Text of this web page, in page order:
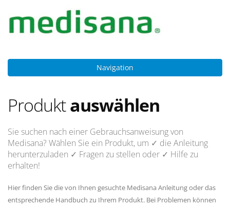
Navigation
Produktauswählen
Sie suchen nach einer Gebrauchsanweisung von
Medisana? Wählen Sie ein Produkt, um ✓ die Anleitung
herunterzuladen ✓ Fragen zu stellen oder ✓ Hilfe zu
erhalten!
Hier finden Sie die von Ihnen gesuchte Medisana Anleitung oder das
entsprechende Handbuch zu Ihrem Produkt. Bei Problemen können